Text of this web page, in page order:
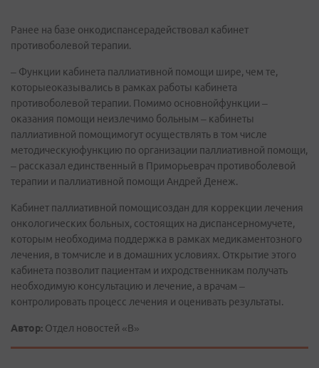
Ранее на базе онкодиспансерадействовал кабинет
противоболевой терапии.
– Функции кабинета паллиативной помощи шире, чем те,
которыеоказывались в рамках работы кабинета
противоболевой терапии. Помимо основнойфункции –
оказания помощи неизлечимо больным – кабинеты
паллиативной помощимогут осуществлять в том числе
методическуюфункцию по организации паллиативной помощи,
– рассказал единственный в Приморьеврач противоболевой
терапии и паллиативной помощи Андрей Денеж.
Кабинет паллиативной помощисоздан для коррекции лечения
онкологических больных, состоящих на диспансерномучете,
которым необходима поддержка в рамках медикаментозного
лечения, в томчисле и в домашних условиях. Открытие этого
кабинета позволит пациентам и ихродственникам получать
необходимую консультацию и лечение, а врачам –
контролировать процесс лечения и оценивать результаты.
Автор: Отдел новостей «В»